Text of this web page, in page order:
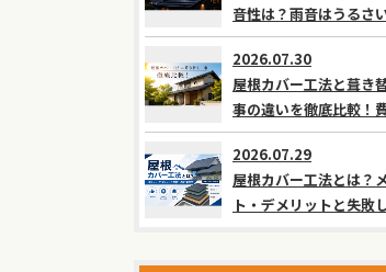
音性は？雨音はうるさ
2026.07.30
屋根カバー工法と葺き
事の違いを徹底比較！
2026.07.29
屋根カバー工法とは？
ト・デメリットと失敗